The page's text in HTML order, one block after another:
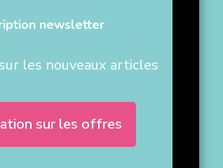
newsletter
les nouveaux articles
sur les offres